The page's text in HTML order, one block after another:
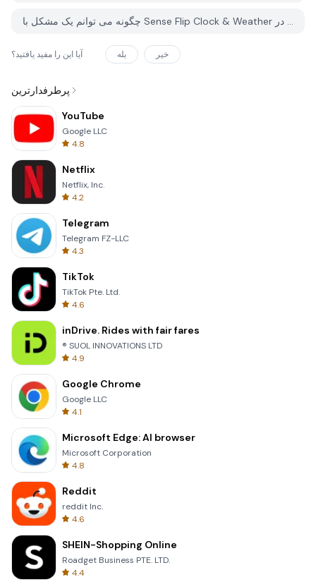
چگونه می توانم یک مشکل با Sense Flip Clock & Weather در PGYER APK HUB گزارش دهم؟
آیا این را مفید یافتید؟ بله خیر
پرطرفدارترین
YouTube
Google LLC
4.8
Netflix
Netflix, Inc.
4.2
Telegram
Telegram FZ-LLC
4.3
TikTok
TikTok Pte. Ltd.
4.6
inDrive. Rides with fair fares
® SUOL INNOVATIONS LTD
4.9
Google Chrome
Google LLC
4.1
Microsoft Edge: AI browser
Microsoft Corporation
4.8
Reddit
reddit Inc.
4.6
SHEIN-Shopping Online
Roadget Business PTE. LTD.
4.4